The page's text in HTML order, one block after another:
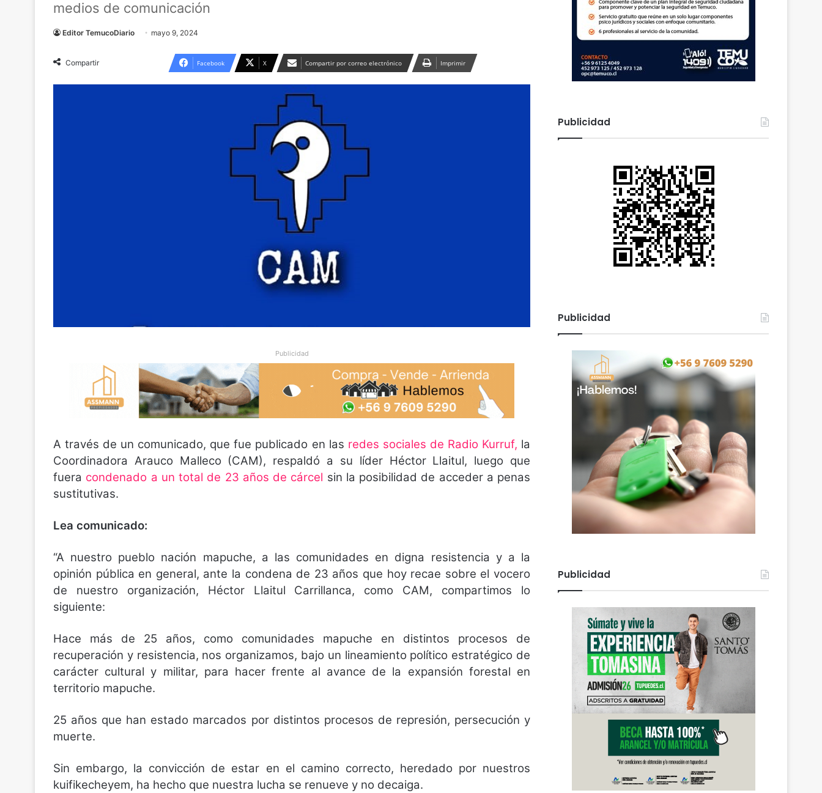
medios de comunicación
Editor TemucoDiario mayo 9, 2024
Compartir Facebook X Compartir por correo electrónico Imprimir
Publicidad
A través de un comunicado, que fue publicado en las redes sociales de Radio Kurruf, la
Coordinadora Arauco Malleco (CAM), respaldó a su líder Héctor Llaitul, luego que
fuera condenado a un total de 23 años de cárcel sin la posibilidad de acceder a penas
sustitutivas.
Lea comunicado:
“A nuestro pueblo nación mapuche, a las comunidades en digna resistencia y a la
opinión pública en general, ante la condena de 23 años que hoy recae sobre el vocero
de nuestro organización, Héctor Llaitul Carrillanca, como CAM, compartimos lo
siguiente:
Hace más de 25 años, como comunidades mapuche en distintos procesos de
recuperación y resistencia, nos organizamos, bajo un lineamiento político estratégico de
carácter cultural y militar, para hacer frente al avance de la expansión forestal en
territorio mapuche.
25 años que han estado marcados por distintos procesos de represión, persecución y
muerte.
Sin embargo, la convicción de estar en el camino correcto, heredado por nuestros
kuifikecheyem, ha hecho que nuestra lucha se renueve y no decaiga.
Publicidad
Publicidad
Publicidad